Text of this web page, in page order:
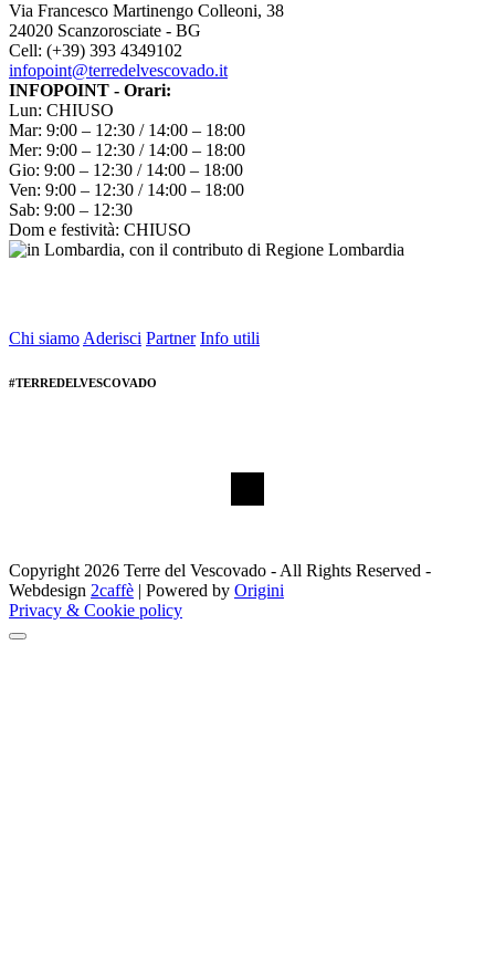
Via Francesco Martinengo Colleoni, 38
24020 Scanzorosciate - BG
Cell: (+39) 393 4349102
infopoint@terredelvescovado.it
INFOPOINT - Orari:
Lun: CHIUSO
Mar: 9:00 – 12:30 / 14:00 – 18:00
Mer: 9:00 – 12:30 / 14:00 – 18:00
Gio: 9:00 – 12:30 / 14:00 – 18:00
Ven: 9:00 – 12:30 / 14:00 – 18:00
Sab: 9:00 – 12:30
Dom e festività: CHIUSO
Chi siamo Aderisci Partner Info utili
#TERREDELVESCOVADO
Copyright 2026 Terre del Vescovado - All Rights Reserved -
Webdesign 2caffè | Powered by Origini
Privacy & Cookie policy